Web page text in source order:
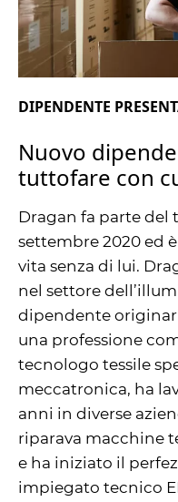
DIPENDENTE
Nuovo
tuttofare con
Dragan fa parte del
settembre 2020 ed
vita senza di lui.
nel settore
dipendente
una professione
tecnologo tessile
meccatronica, ha
anni in diverse
riparava macchine
e ha iniziato il
impiegato tecnico